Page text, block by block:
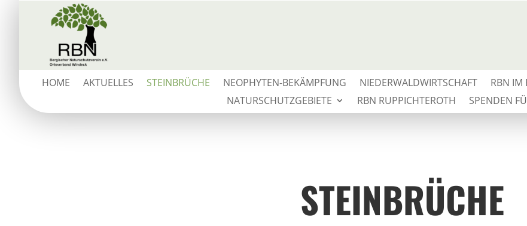
HOME AKTUELLES STEINBRÜCHE NEOPHYTEN-BEKÄMPFUNG NIEDERWALDWIRTSCHAFT RBN IM
NATURSCHUTZGEBIETE
RBN RUPPICHTEROTH SPENDEN
STEINBRÜCHE